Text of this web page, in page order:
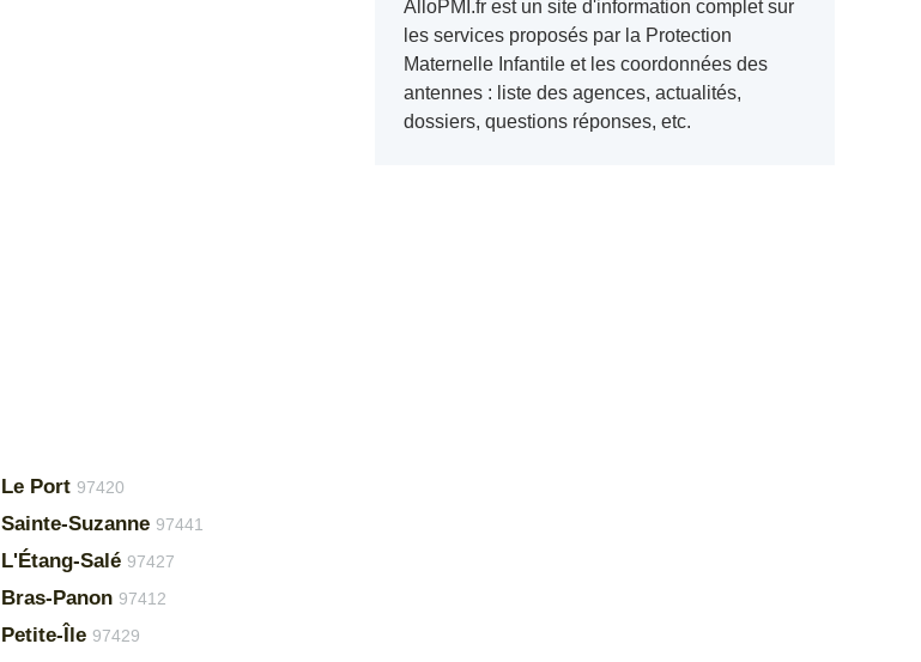
Le Port 97420
Sainte-Suzanne 97441
L'Étang-Salé 97427
Bras-Panon 97412
Petite-Île 97429
AlloPMI.fr est un site d'information complet sur
les services proposés par la Protection
Maternelle Infantile et les coordonnées des
antennes : liste des agences, actualités,
dossiers, questions réponses, etc.